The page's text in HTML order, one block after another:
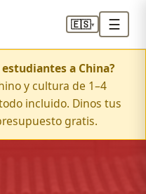
🇪🇸▾ ☰
a China?
y cultura de 1–4
incluido. Dinos tus
gratis.